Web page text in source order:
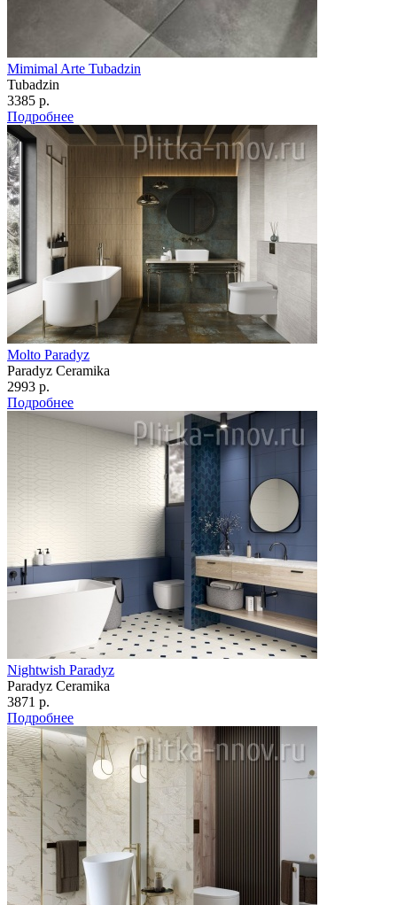
Mimimal Arte Tubadzin
Tubadzin
3385 р.
Подробнее
Molto Paradyz
Paradyz Сeramika
2993 р.
Подробнее
Nightwish Paradyz
Paradyz Сeramika
3871 р.
Подробнее